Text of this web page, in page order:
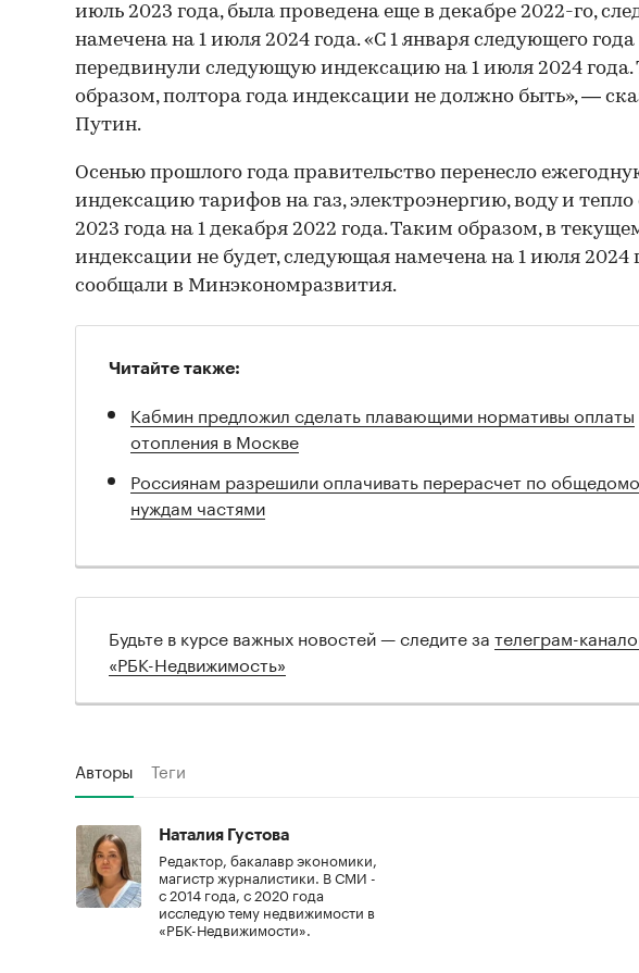
июль 2023 года, была проведена еще в декабре 2022-го,
намечена на 1 июля 2024 года. «С 1 января следующего
передвинули следующую индексацию на 1 июля 2024
образом, полтора года индексации не должно быть», —
Путин.
Осенью прошлого года правительство перенесло
индексацию тарифов на газ, электроэнергию, воду и тепло
2023 года на 1 декабря 2022 года. Таким образом, в
индексации не будет, следующая намечена на 1 июля 2024
сообщали в Минэкономразвития.
Читайте также:
Кабмин предложил сделать плавающими нормативы оплаты
отопления в Москве
Россиянам разрешили оплачивать перерасчет по
нуждам частями
Будьте в курсе важных новостей — следите за телеграм-
«РБК-Недвижимость»
Авторы Теги
Наталия Густова
Редактор, бакалавр экономики,
магистр журналистики. В СМИ -
с 2014 года, с 2020 года
исследую тему недвижимости в
«РБК-Недвижимости».